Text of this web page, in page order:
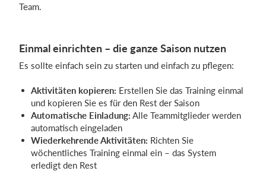
Einloggen
Team.
Einmal einrichten – die ganze Saison nutzen
Es sollte einfach sein zu starten und einfach zu pflegen:
Aktivitäten kopieren: Erstellen Sie das Training einmal
und kopieren Sie es für den Rest der Saison
Automatische Einladung: Alle Teammitglieder werden
automatisch eingeladen
Wiederkehrende Aktivitäten: Richten Sie
wöchentliches Training einmal ein – das System
erledigt den Rest